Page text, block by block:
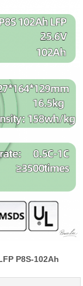
P8S-102Ah